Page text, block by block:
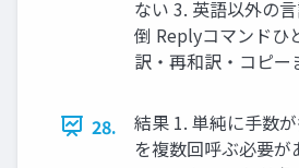
ない 3. 英語以外の
倒 Replyコマンドひ
訳・再和訳・コピー
28.
結果 1. 単純に手数
を複数回呼ぶ必要が